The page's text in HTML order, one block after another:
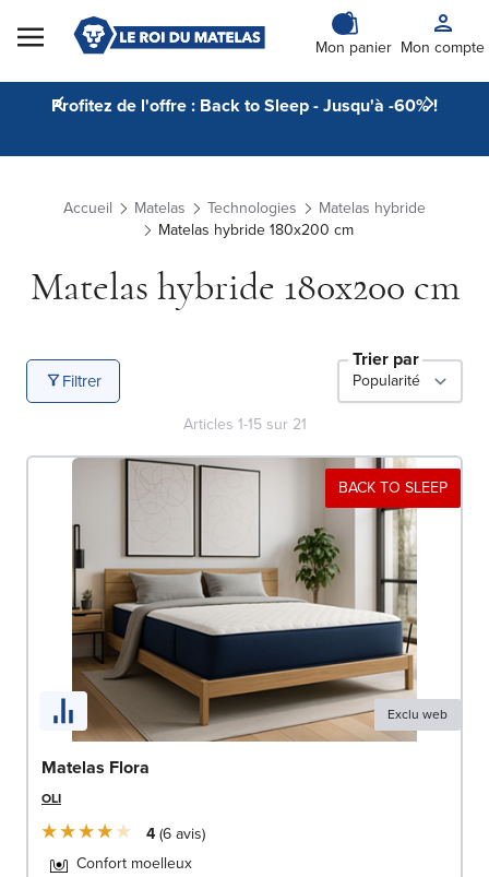
Skip to Content
Mon panier Mon compte
Profitez de l'offre : Back to Sleep - Jusqu'à -60% !
Accueil Matelas Technologies
Matelas hybride
Matelas hybride 180x200 cm
Matelas hybride 180x200 cm
Filtrer
Trier par
Articles 1-15sur 21
BACK TO SLEEP
Exclu web
Matelas Flora
OLI
4 6avis
Confort moelleux